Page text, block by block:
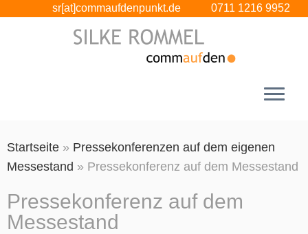
Inhalt
springen
sr[at]commaufdenpunkt.de 0711 1216 9952
Startseite » Pressekonferenzen auf dem eigenen
Messestand » Pressekonferenz auf dem Messestand
Pressekonferenz auf dem
Messestand